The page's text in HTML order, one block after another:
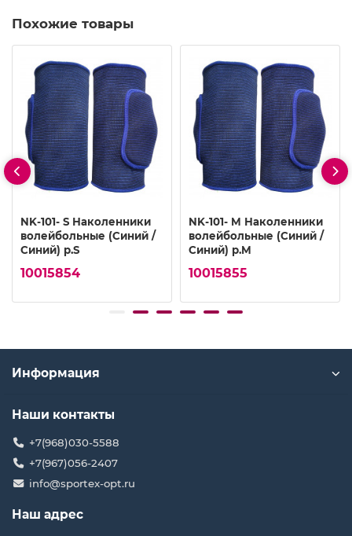
Похожие товары
NK-101- S Наколенники
волейбольные (Синий /
Синий) р.S
10015854
NK-101- M Наколенники
волейбольные (Синий /
Синий) р.M
10015855
Информация
Наши контакты
+7(968)030-5588
+7(967)056-2407
info@sportex-opt.ru
Наш адрес